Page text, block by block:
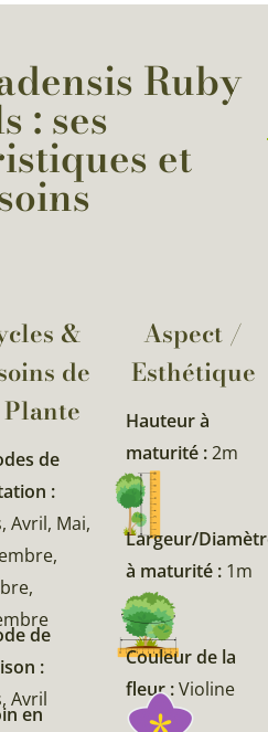
Ruby
: ses
et
&
de
de
:
Avril, Mai,
de
:
Avril
en
Aspect /
Esthétique
Hauteur à
maturité :2m
Largeur/
à maturité : 1m
Couleur de la
fleur :Violine